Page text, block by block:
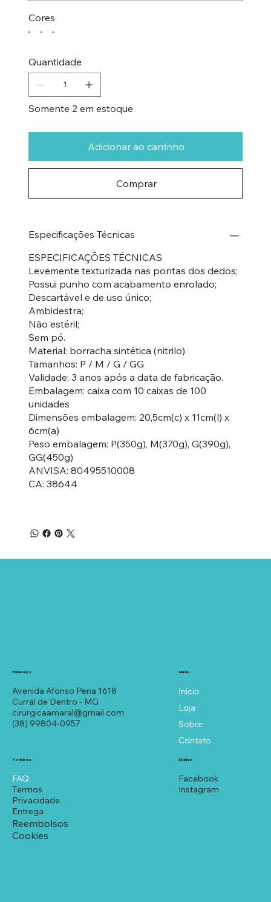
Cores
Quantidade
Somente 2 em estoque
Adicionar ao carrinho
Comprar
Especificações Técnicas
ESPECIFICAÇÕES TÉCNICAS
Levemente texturizada nas pontas dos dedos;
Possui punho com acabamento enrolado;
Descartável e de uso único;
Ambidestra;
Não estéril;
Sem pó.
Material: borracha sintética (nitrilo)
Tamanhos: P / M / G / GG
Validade: 3 anos após a data de fabricação.
Embalagem: caixa com 10 caixas de 100
unidades
Dimensões embalagem: 20,5cm(c) x 11cm(l) x
6cm(a)
Peso embalagem: P(350g), M(370g), G(390g),
GG(450g)
ANVISA: 80495510008
CA: 38644
Avenida Afonso Pena 1618
Curral de Dentro - MG
cirurgicaamaral@gmail.com
(38) 99804-0957
Endereço Menu
Início
Loja
Sobre
Contato
FAQ
Termos
Privacidade
Entrega
Reembolsos
Cookies
Políticas
Facebook
Instagram
Mídias